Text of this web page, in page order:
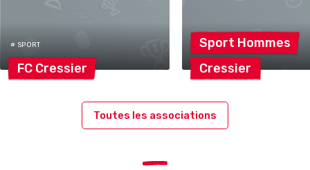
# SPORT
FC Cressier
Sport Hommes
Cressier
Toutes les associations